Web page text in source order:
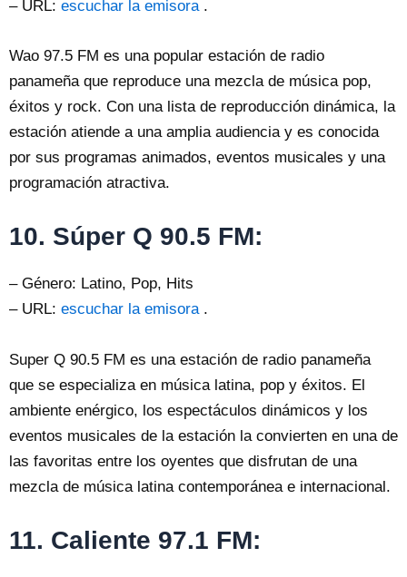
– URL: escuchar la emisora.
Wao 97.5 FM es una popular estación de radio
panameña que reproduce una mezcla de música pop,
éxitos y rock. Con una lista de reproducción dinámica, la
estación atiende a una amplia audiencia y es conocida
por sus programas animados, eventos musicales y una
programación atractiva.
10. Súper Q 90.5 FM:
– Género: Latino, Pop, Hits
– URL: escuchar la emisora.
Super Q 90.5 FM es una estación de radio panameña
que se especializa en música latina, pop y éxitos. El
ambiente enérgico, los espectáculos dinámicos y los
eventos musicales de la estación la convierten en una de
las favoritas entre los oyentes que disfrutan de una
mezcla de música latina contemporánea e internacional.
11. Caliente 97.1 FM: